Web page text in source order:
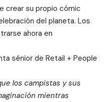
crear su propio cómic
del planeta. Los
ahora en
sénior de Retail + People
los campistas y sus
mientras